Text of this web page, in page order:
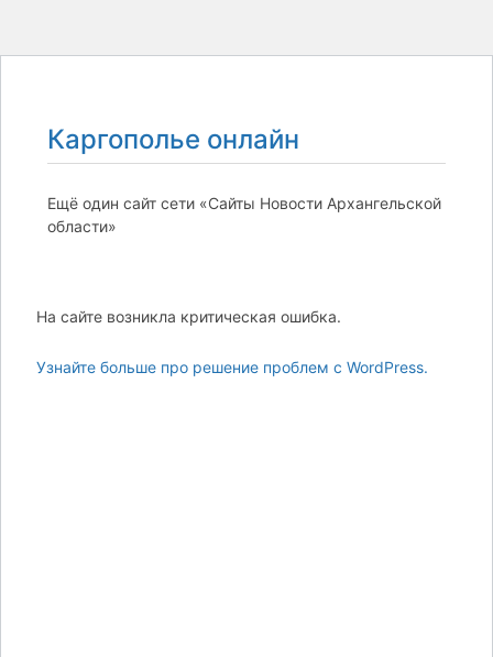
Каргополье онлайн
Ещё один сайт сети «Сайты Новости Архангельской
области»
На сайте возникла критическая ошибка.
Узнайте больше про решение проблем с WordPress.